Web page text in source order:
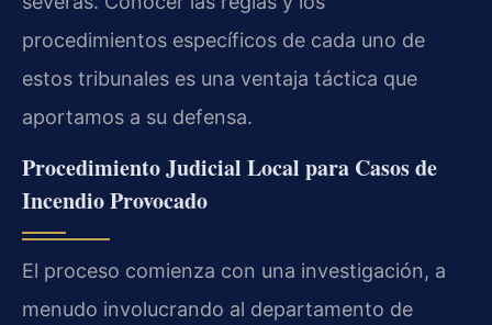
procedimientos específicos de cada uno de
estos tribunales es una ventaja táctica que
aportamos a su defensa.
Procedimiento Judicial Local para Casos de
Incendio Provocado
El proceso comienza con una investigación, a
menudo involucrando al departamento de